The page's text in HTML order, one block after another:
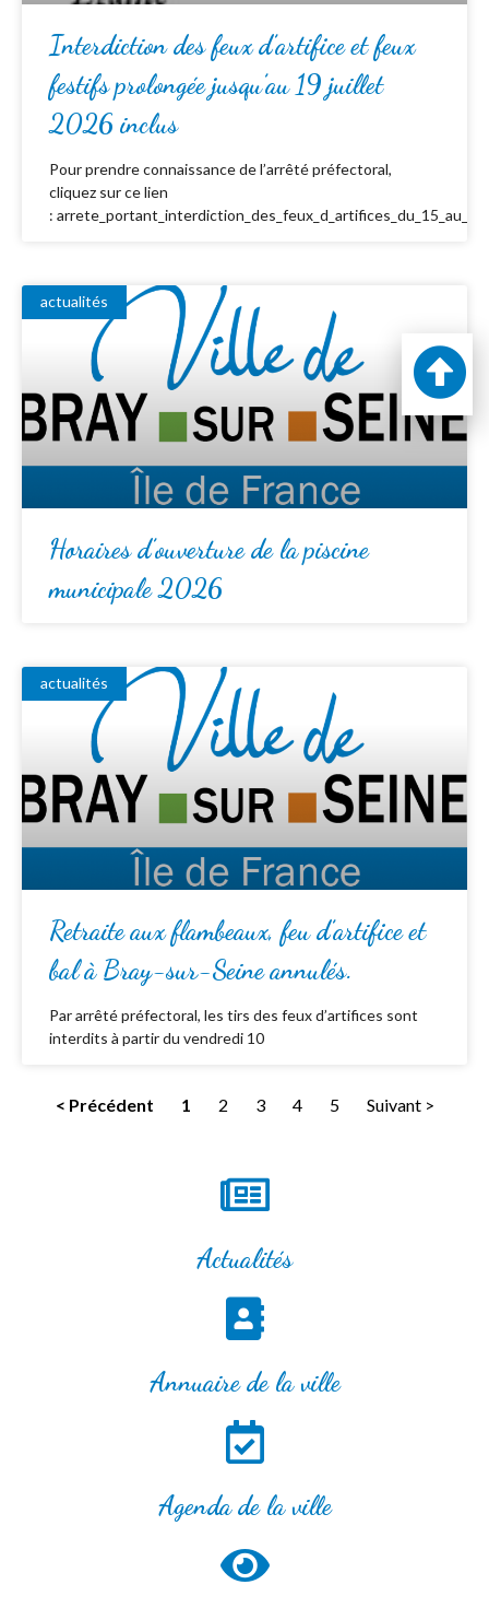
Interdiction des feux d’artifice et feux
festifs prolongée jusqu’au 19 juillet
2026 inclus
Pour prendre connaissance de l’arrêté préfectoral,
cliquez sur ce lien
:
actualités
Horaires d’ouverture de la piscine
municipale 2026
actualités
Retraite aux flambeaux, feu d’artifice et
bal à Bray-sur-Seine annulés.
Par arrêté préfectoral, les tirs des feux d’artifices sont
interdits à partir du vendredi 10
< Précédent 1 2 3 4 5 Suivant >
Actualités
Annuaire de la ville
Agenda de la ville